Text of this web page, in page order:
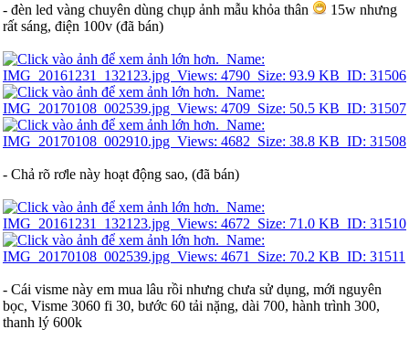
- đèn led vàng chuyên dùng chụp ảnh mẫu khỏa thân
15w nhưng
rất sáng, điện 100v (đã bán)
- Chả rõ rơle này hoạt động sao, (đã bán)
- Cái visme này em mua lâu rồi nhưng chưa sử dụng, mới nguyên
bọc, Visme 3060 fi 30, bước 60 tải nặng, dài 700, hành trình 300,
thanh lý 600k